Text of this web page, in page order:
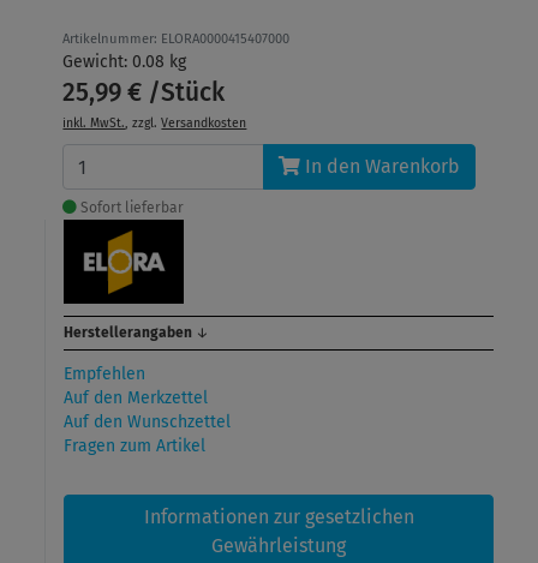
Artikelnummer: ELORA0000415407000
Gewicht: 0.08 kg
25,99 € /Stück
inkl. MwSt., zzgl.Versandkosten
In den Warenkorb
Sofort lieferbar
Herstellerangaben ↓
Empfehlen
Auf den Merkzettel
Auf den Wunschzettel
Fragen zum Artikel
Informationen zur gesetzlichen
Gewährleistung